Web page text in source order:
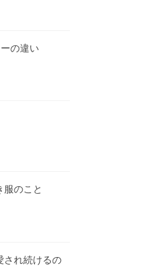
の違い
服のこと
され続けるの